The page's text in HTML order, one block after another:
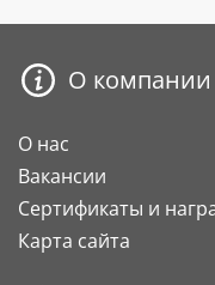
О компании
О нас
Вакансии
Сертификаты и
Карта сайта